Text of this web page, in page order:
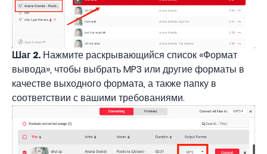
Шаг 2. Нажмите раскрывающийся список «Формат
вывода», чтобы выбрать MP3 или другие форматы в
качестве выходного формата, а также папку в
соответствии с вашими требованиями.